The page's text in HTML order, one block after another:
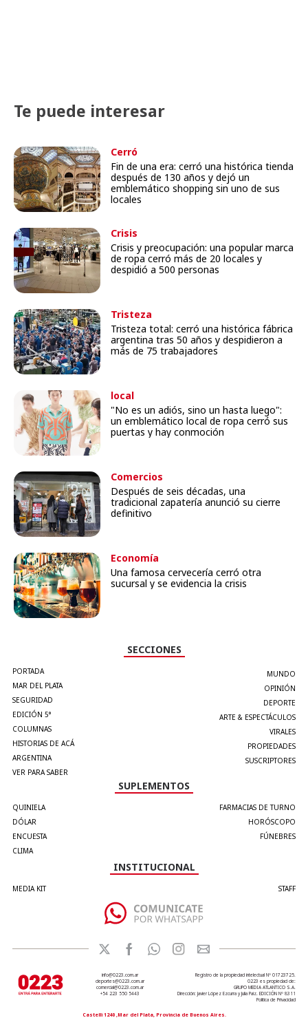
Te puede interesar
Cerró
Fin de una era: cerró una histórica tienda
después de 130 años y dejó un
emblemático shopping sin uno de sus
locales
Crisis
Crisis y preocupación: una popular marca
de ropa cerró más de 20 locales y
despidió a 500 personas
Tristeza
Tristeza total: cerró una histórica fábrica
argentina tras 50 años y despidieron a
más de 75 trabajadores
local
"No es un adiós, sino un hasta luego":
un emblemático local de ropa cerró sus
puertas y hay conmoción
Comercios
Después de seis décadas, una
tradicional zapatería anunció su cierre
definitivo
Economía
Una famosa cervecería cerró otra
sucursal y se evidencia la crisis
SECCIONES
PORTADA
MAR DEL PLATA
SEGURIDAD
EDICIÓN 5°
COLUMNAS
HISTORIAS DE ACÁ
ARGENTINA
VER PARA SABER
MUNDO
OPINIÓN
DEPORTE
ARTE & ESPECTÁCULOS
VIRALES
PROPIEDADES
SUSCRIPTORES
SUPLEMENTOS
QUINIELA
DÓLAR
ENCUESTA
CLIMA
FARMACIAS DE TURNO
HORÓSCOPO
FÚNEBRES
INSTITUCIONAL
MEDIA KIT STAFF
info@0223.com.ar
deportes@0223.com.ar
comercial@0223.com.ar
+54 223 550 5443
Registro de la propiedad intelectual Nº 01723725.
0223 es propiedad de:
GRUPO MEDIA ATLANTICO S.A.
Dirección: Javier López Ezcurra y Julia Paiz. EDICIÓN Nº 8311
Política de Privacidad
Castelli 1240 ,Mar del Plata, Provincia de Buenos Aires.